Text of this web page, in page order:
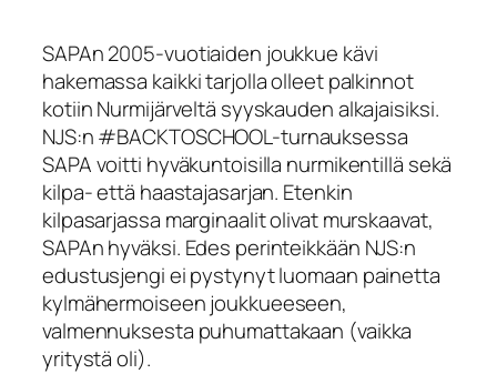
SAPAn 2005-vuotiaiden joukkue kävi
hakemassa kaikki tarjolla olleet palkinnot
kotiin Nurmijärveltä syyskauden alkajaisiksi.
NJS:n #BACKTOSCHOOL-turnauksessa
SAPA voitti hyväkuntoisilla nurmikentillä sekä
kilpa- että haastajasarjan. Etenkin
kilpasarjassa marginaalit olivat murskaavat,
SAPAn hyväksi. Edes perinteikkään NJS:n
edustusjengi ei pystynyt luomaan painetta
kylmähermoiseen joukkueeseen,
valmennuksesta puhumattakaan (vaikka
yritystä oli).